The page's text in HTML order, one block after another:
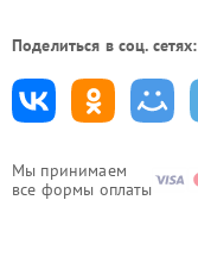
Мы принимаем
все формы оплаты
Поделиться в соц. сетях: